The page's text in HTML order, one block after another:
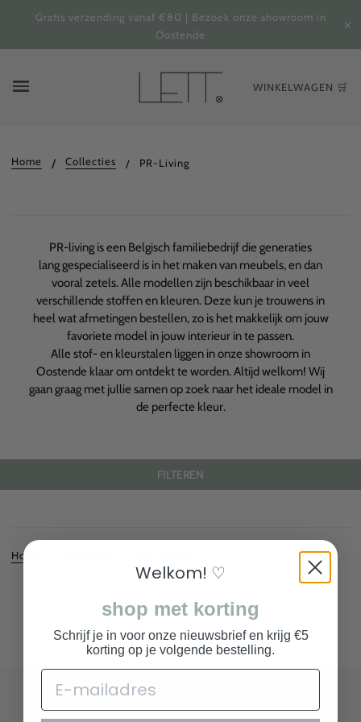
Gratis verzending vanaf €80 | Bezoek onze showroom in
Oostende
✕
WINKELWAGEN 🛒
Home Collecties PR-Living
PR-living is een Belgisch familiebedrijf die generaties
lang gespecialiseerd is in het maken van meubels, en dan
vooral zetels. Alle modellen zijn beschikbaar in veel
verschillende stoffen en kleuren. Deze kun je trouwens in
heel wat afmetingen bestellen, zo is het makkelijk om jouw
favoriete model in jouw interieur in te passen.
Alle stof- en kleurstalen liggen in onze showroom in
Oostende klaar om ontdekt te worden. Altijd welkom! Wij
gaan graag met jullie samen op zoek naar het ideale model in
de perfecte kleur.
FILTEREN
Home
COLLECTIE
Welkom! ♡
shop met korting
Schrijf je in voor onze nieuwsbrief en krijg €5
korting op je volgende bestelling.